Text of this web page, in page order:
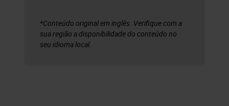
*Conteúdo original em inglês. Verifique com a
sua região a disponibilidade do conteúdo no
seu idioma local.